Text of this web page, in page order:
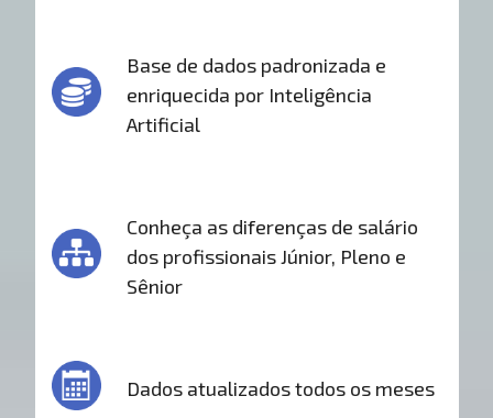
Base de dados padronizada e
enriquecida por Inteligência
Artificial
Conheça as diferenças de salário
dos profissionais Júnior, Pleno e
Sênior
Dados atualizados todos os meses